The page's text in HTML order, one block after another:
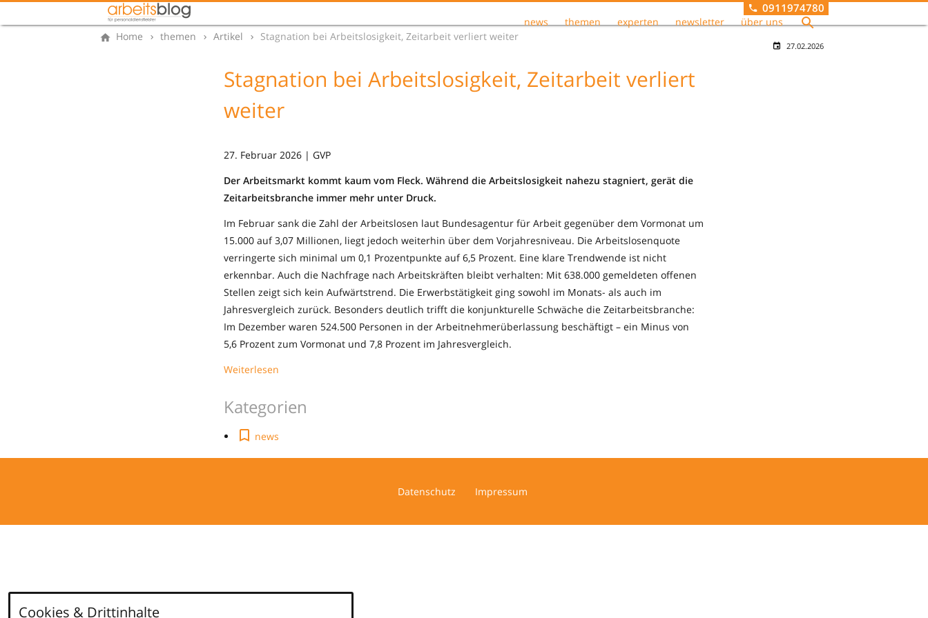
news themen experten newsletter über uns
0911974780
Home themen Artikel Stagnation bei Arbeitslosigkeit, Zeitarbeit verliert weiter
27.02.2026
Stagnation bei Arbeitslosigkeit, Zeitarbeit verliert
weiter
27. Februar 2026 | GVP
Der Arbeitsmarkt kommt kaum vom Fleck. Während die Arbeitslosigkeit nahezu stagniert, gerät die
Zeitarbeitsbranche immer mehr unter Druck.
Im Februar sank die Zahl der Arbeitslosen laut Bundesagentur für Arbeit gegenüber dem Vormonat um
15.000 auf 3,07 Millionen, liegt jedoch weiterhin über dem Vorjahresniveau. Die Arbeitslosenquote
verringerte sich minimal um 0,1 Prozentpunkte auf 6,5 Prozent. Eine klare Trendwende ist nicht
erkennbar. Auch die Nachfrage nach Arbeitskräften bleibt verhalten: Mit 638.000 gemeldeten offenen
Stellen zeigt sich kein Aufwärtstrend. Die Erwerbstätigkeit ging sowohl im Monats- als auch im
Jahresvergleich zurück. Besonders deutlich trifft die konjunkturelle Schwäche die Zeitarbeitsbranche:
Im Dezember waren 524.500 Personen in der Arbeitnehmerüberlassung beschäftigt – ein Minus von
5,6 Prozent zum Vormonat und 7,8 Prozent im Jahresvergleich.
Weiterlesen
Kategorien
news
Datenschutz Impressum
Cookies & Drittinhalte